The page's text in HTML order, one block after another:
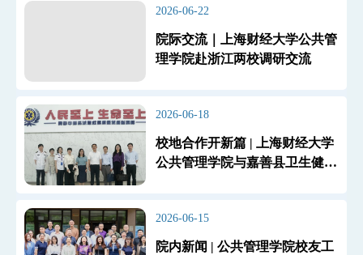
2026-06-22
院际交流｜上海财经大学公共管
理学院赴浙江两校调研交流
2026-06-18
校地合作开新篇 | 上海财经大学
公共管理学院与嘉善县卫生健康
2026-06-15
院内新闻 | 公共管理学院校友工